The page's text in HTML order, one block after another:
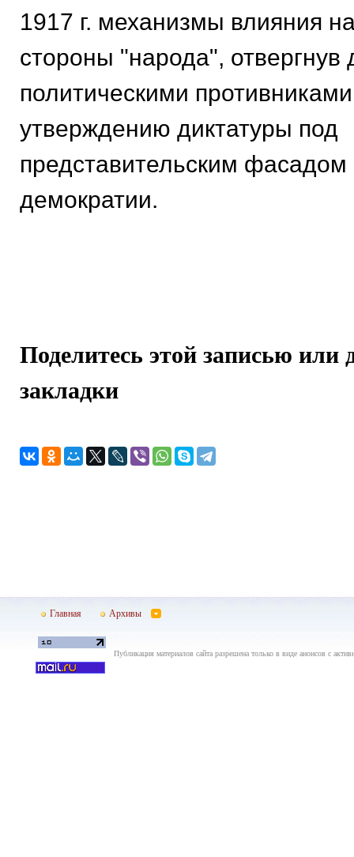
1917 г. механизмы влияния
стороны "народа", отвергнув
политическими
утверждению диктатуры под
представительским фасадом
демократии.
Поделитесь этой записью или
закладки
Главная Архивы
Публикация материалов сайта разрешена только в виде анонсов с